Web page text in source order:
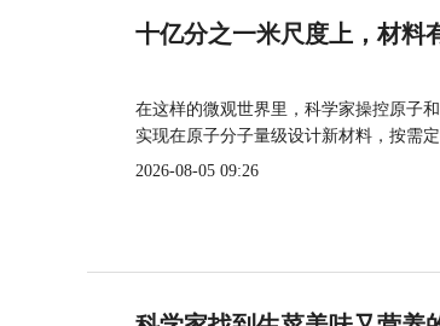
十亿分之一米尺度上，材料
在这样的微观世界里，科学家操控原子
实现在原子分子量级设计新材料，按需
2026-08-05 09:26